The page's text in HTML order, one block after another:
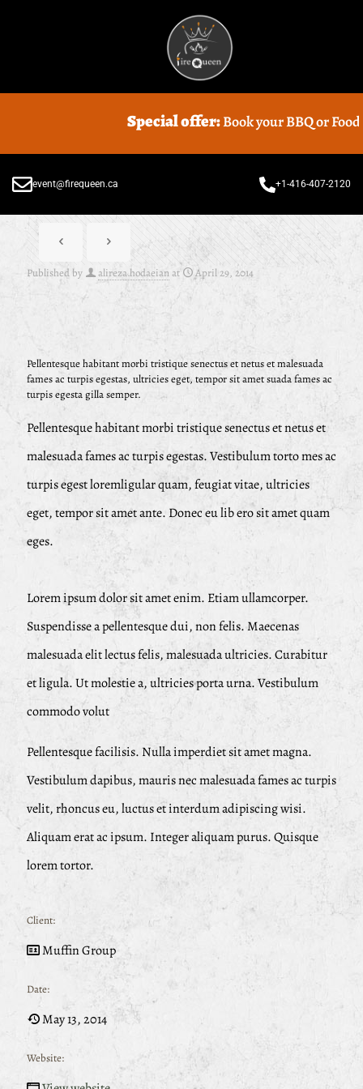
Special offer:Book your BBQ or Food
event@firequeen.ca +1-416-407-2120
Published by alireza.hodaeianat April 29, 2014
Pellentesque habitant morbi tristique senectus et netus et malesuada
fames ac turpis egestas, ultricies eget, tempor sit amet suada fames ac
turpis egesta gilla semper.
Pellentesque habitant morbi tristique senectus et netus et
malesuada fames ac turpis egestas. Vestibulum torto mes ac
turpis egest loremligular quam, feugiat vitae, ultricies
eget, tempor sit amet ante. Donec eu lib ero sit amet quam
eges.
Lorem ipsum dolor sit amet enim. Etiam ullamcorper.
Suspendisse a pellentesque dui, non felis. Maecenas
malesuada elit lectus felis, malesuada ultricies. Curabitur
et ligula. Ut molestie a, ultricies porta urna. Vestibulum
commodo volut
Pellentesque facilisis. Nulla imperdiet sit amet magna.
Vestibulum dapibus, mauris nec malesuada fames ac turpis
velit, rhoncus eu, luctus et interdum adipiscing wisi.
Aliquam erat ac ipsum. Integer aliquam purus. Quisque
lorem tortor.
Client:
Muffin Group
Date:
May 13, 2014
Website: